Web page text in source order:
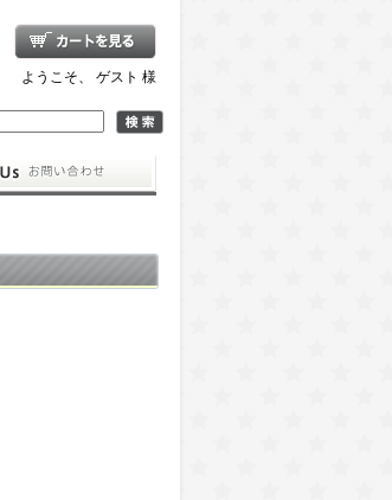
ようこそ、 ゲスト 様